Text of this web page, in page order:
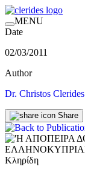
MENU
Date
02/03/2011
Author
Dr. Christos Clerides
Share